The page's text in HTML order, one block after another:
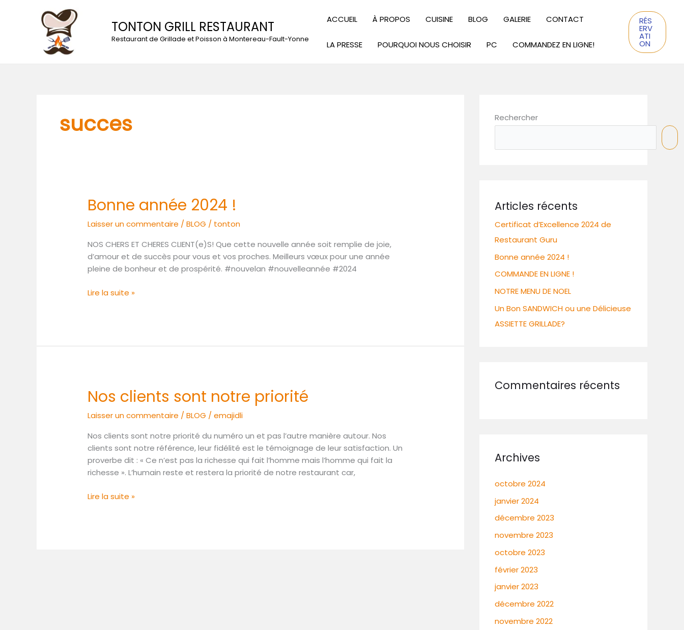
TONTON GRILL RESTAURANT
Restaurant de Grillade et Poisson à Montereau-Fault-Yonne
ACCUEIL À PROPOS CUISINE BLOG GALERIE CONTACT
LA PRESSE POURQUOI NOUS CHOISIR PC COMMANDEZ EN LIGNE!
RÉS
ERV
ATI
ON
succes
Bonne année 2024 !
Laisser un commentaire /BLOG / tonton
NOS CHERS ET CHERES CLIENT(e)S! Que cette nouvelle année soit remplie de joie,
d’amour et de succès pour vous et vos proches. Meilleurs vœux pour une année
pleine de bonheur et de prospérité. #nouvelan #nouvelleannée #2024
Bonne
année
2024
Lire la suite »
Nos clients sont notre priorité
Laisser un commentaire /BLOG /emajidli
Nos clients sont notre priorité du numéro un et pas l’autre manière autour. Nos
clients sont notre référence, leur fidélité est le témoignage de leur satisfaction. Un
proverbe dit : « Ce n’est pas la richesse qui fait l’homme mais l’homme qui fait la
richesse ». L’humain reste et restera la priorité de notre restaurant car,
Nos
clients
sont
Lire la suite »
Rechercher
Articles récents
Certificat d’Excellence 2024 de
Restaurant Guru
Bonne année 2024 !
COMMANDE EN LIGNE !
NOTRE MENU DE NOEL
Un Bon SANDWICH ou une Délicieuse
ASSIETTE GRILLADE?
Commentaires récents
Archives
octobre 2024
janvier 2024
décembre 2023
novembre 2023
octobre 2023
février 2023
janvier 2023
décembre 2022
novembre 2022